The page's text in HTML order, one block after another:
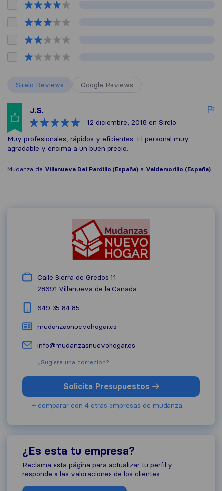
Sirelo Reviews Google Reviews
J.S.
12 diciembre, 2018 en Sirelo
Muy profesionales, rápidos y eficientes. El personal muy
agradable y encima a un buen precio.
Mudanza de Villanueva Del Pardillo (España) a Valdemorillo (España)
Calle Sierra de Gredos 11
28691 Villanueva de la Cañada
649 35 84 85
mudanzasnuevohogar.es
info@mudanzasnuevohogar.es
¿Sugiere una correcion?
Solicita Presupuestos
+ comparar con 4 otras empresas de mudanza.
¿Es esta tu empresa?
Reclama esta página para actualizar tu perfil y
responde a las valoraciones de los clientes